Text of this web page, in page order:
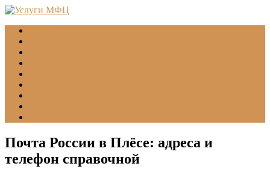
Почта России в Плёсе: адреса и
телефон справочной